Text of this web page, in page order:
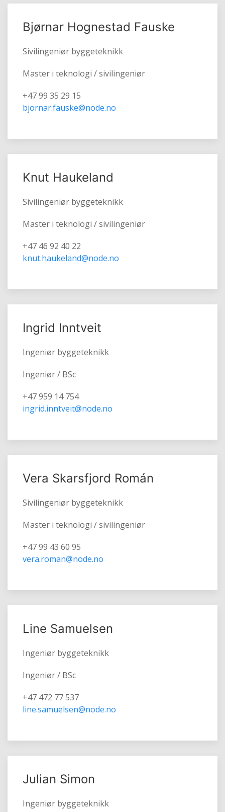
Bjørnar Hognestad Fauske
Sivilingeniør byggeteknikk
Master i teknologi / sivilingeniør
+47 99 35 29 15
bjornar.fauske@node.no
Knut Haukeland
Sivilingeniør byggeteknikk
Master i teknologi / sivilingeniør
+47 46 92 40 22
knut.haukeland@node.no
Ingrid Inntveit
Ingeniør byggeteknikk
Ingeniør / BSc
+47 959 14 754
ingrid.inntveit@node.no
Vera Skarsfjord Román
Sivilingeniør byggeteknikk
Master i teknologi / sivilingeniør
+47 99 43 60 95
vera.roman@node.no
Line Samuelsen
Ingeniør byggeteknikk
Ingeniør / BSc
+47 472 77 537
line.samuelsen@node.no
Julian Simon
Ingeniør byggeteknikk